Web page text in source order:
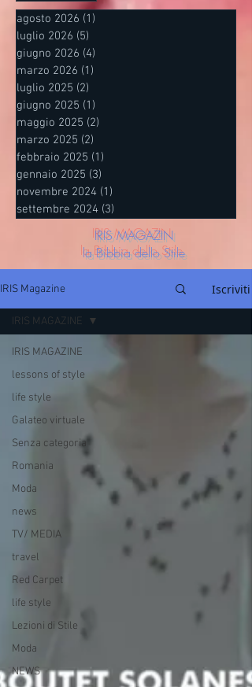
agosto 2026 (1)
luglio 2026 (5)
giugno 2026 (4)
marzo 2026 (1)
luglio 2025 (2)
giugno 2025 (1)
maggio 2025 (2)
marzo 2025 (2)
febbraio 2025 (1)
gennaio 2025 (3)
novembre 2024 (1)
settembre 2024 (3)
IRIS MAGAZIN
la Bibbia dello Stile
IRIS Magazine Iscriviti
IRIS MAGAZINE
lessons of style
life style
Galateo virtuale
Senza categoria
Romania
Moda
news
TV/ MEDIA
travel
Red Carpet
life style
Lezioni di Stile
Moda
NEWS
IRIS MAGAZINE